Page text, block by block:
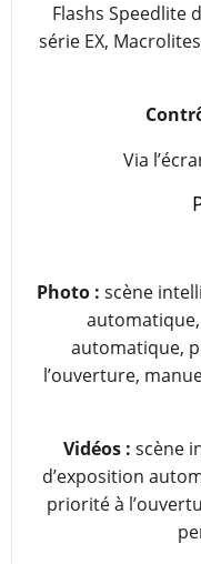
Flashs Speedlite
série EX,
Via
Photo : scène
automatique,
l’ouverture,
Vidéos : scène
d’exposition
priorité à